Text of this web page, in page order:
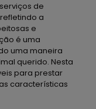
de
a
e
é uma
uma maneira
querido. Nesta
para prestar
características